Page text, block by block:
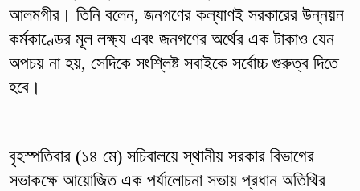
আলমগীর। তিনি বলেন, জনগণের কল্যাণই সরকারের উন্নয়ন
কর্মকাণ্ডের মূল লক্ষ্য এবং জনগণের অর্থের এক টাকাও যেন
অপচয় না হয়, সেদিকে সংশ্লিষ্ট সবাইকে সর্বোচ্চ গুরুত্ব দিতে
হবে।
বৃহস্পতিবার (১৪ মে) সচিবালয়ে স্থানীয় সরকার বিভাগের
সভাকক্ষে আয়োজিত এক পর্যালোচনা সভায় প্রধান অতিথির